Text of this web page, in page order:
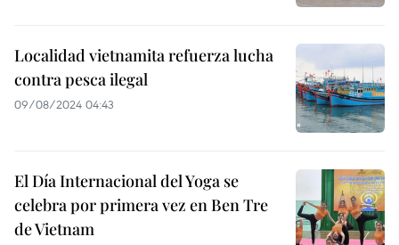
Localidad vietnamita refuerza lucha
contra pesca ilegal
09/08/2024 04:43
El Día Internacional del Yoga se
celebra por primera vez en Ben Tre
de Vietnam